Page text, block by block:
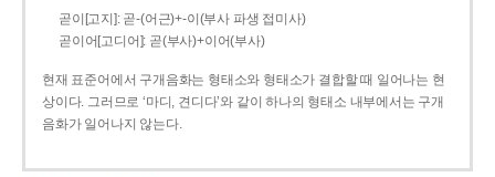
곧이[고지]: 곧-­(어근)+­-이(부사 파생 접미사)
곧이어[고디어]: 곧(부사)+이어(부사)
현재 표준어에서 구개음화는 형태소와 형태소가 결합할 때 일어나는 현
상이다. 그러므로 ‘마디, 견디다’와 같이 하나의 형태소 내부에서는 구개
음화가 일어나지 않는다.